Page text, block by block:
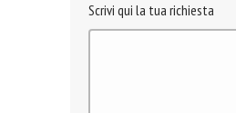
Scrivi qui la tua richiesta